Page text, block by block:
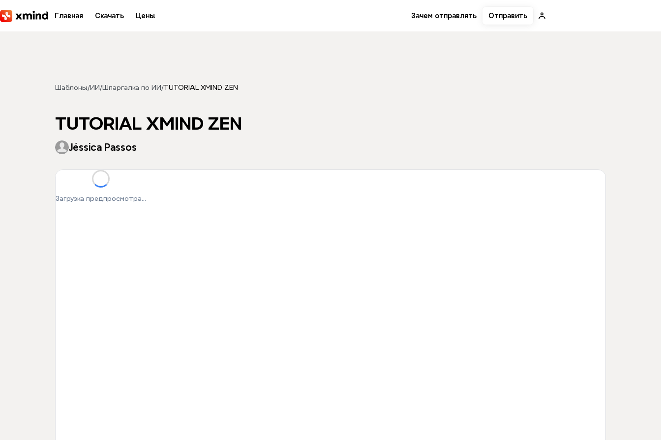
Главная Скачать Цены Зачем отправлять Отправить
Шаблоны /ИИ / Шпаргалка по ИИ /TUTORIAL XMIND ZEN
TUTORIAL XMIND ZEN
Jéssica Passos
Загрузка предпросмотра...